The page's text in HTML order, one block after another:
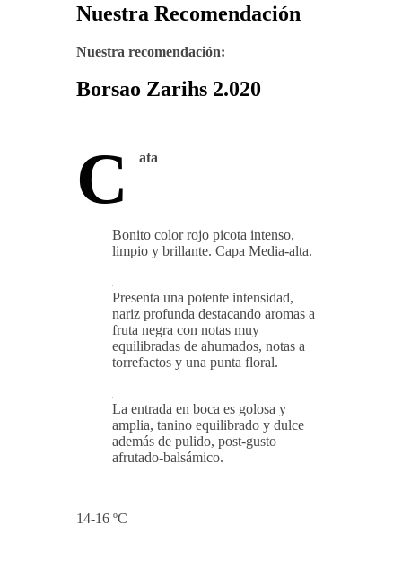
Nuestra Recomendación
Nuestra recomendación:
Borsao Zarihs 2.020
C ata
Bonito color rojo picota intenso,
limpio y brillante. Capa Media-alta.
Presenta una potente intensidad,
nariz profunda destacando aromas a
fruta negra con notas muy
equilibradas de ahumados, notas a
torrefactos y una punta floral.
La entrada en boca es golosa y
amplia, tanino equilibrado y dulce
además de pulido, post-gusto
afrutado-balsámico.
14-16 ºC